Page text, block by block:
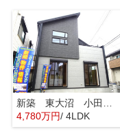
新築 東大沼 小田急線 相模大野駅 横浜線 古淵駅
4,780万円/ 4LDK